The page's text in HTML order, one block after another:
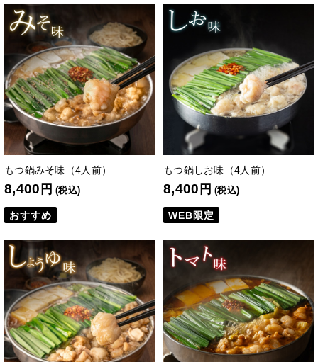
もつ鍋みそ味（4人前）
8,400 円 (税込)
おすすめ
もつ鍋しお味（4人前）
8,400 円 (税込)
WEB限定